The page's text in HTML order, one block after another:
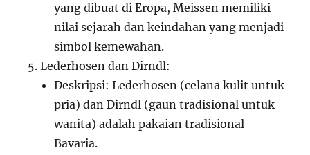
yang dibuat di Eropa, Meissen memiliki
nilai sejarah dan keindahan yang menjadi
simbol kemewahan.
Lederhosen dan Dirndl:
Deskripsi: Lederhosen (celana kulit untuk
pria) dan Dirndl (gaun tradisional untuk
wanita) adalah pakaian tradisional
Bavaria.